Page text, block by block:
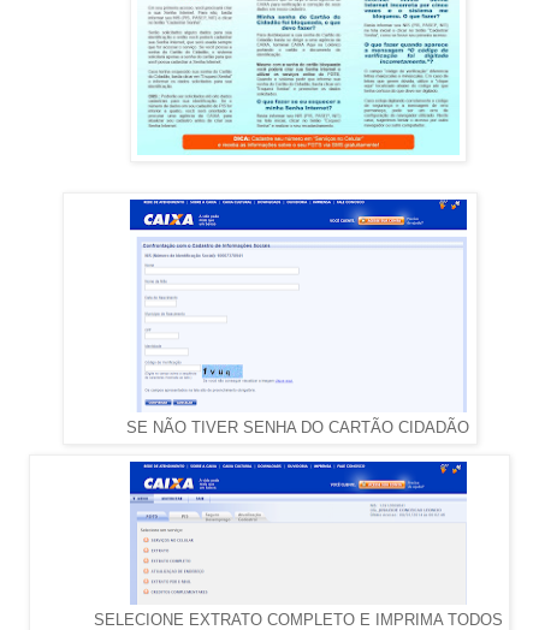
SE NÃO TIVER SENHA DO CARTÃO CIDADÃO
SELECIONE EXTRATO COMPLETO E IMPRIMA TODOS